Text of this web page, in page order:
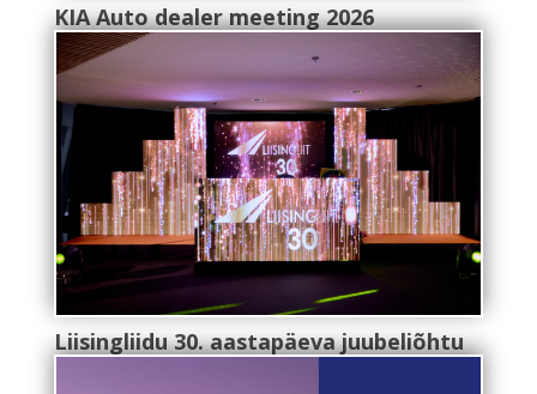
KIA Auto dealer meeting 2026
Liisingliidu 30. aastapäeva juubeliõhtu